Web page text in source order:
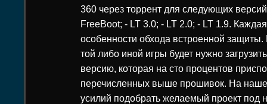
360 через торрент для следующих
FreeBoot; - LT 3.0; - LT 2.0; - LT 1.9.
особенности обхода встроенной защиты.
той либо иной игры будет нужно
версию, которая на сто процентов
перечисленных выше прошивок. На
усилий подобрать желаемый проект под